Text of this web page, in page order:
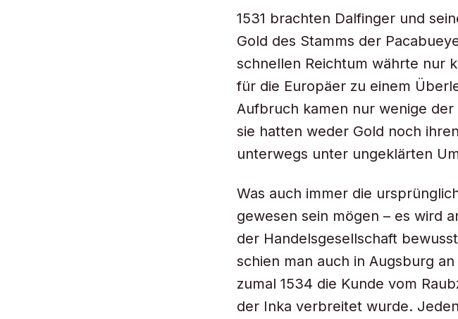
1531 brachten Dalfinger und
Gold des Stamms der
schnellen Reichtum währte nur
für die Europäer zu einem
Aufbruch kamen nur wenige
sie hatten weder Gold noch
unterwegs unter ungeklärten
Was auch immer die
gewesen sein mögen – es wird
der Handelsgesellschaft
schien man auch in Augsburg
zumal 1534 die Kunde vom
der Inka verbreitet wurde.